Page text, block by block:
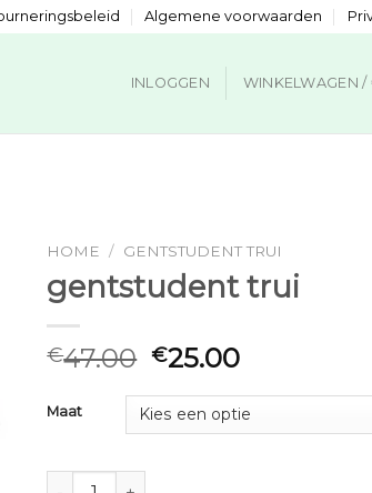
Algemene voorwaarden
INLOGGEN WINKELWAGEN /
HOME / GENTSTUDENT TRUI
gentstudent trui
€47.00 €25.00
Maat
gentstudent trui aantal